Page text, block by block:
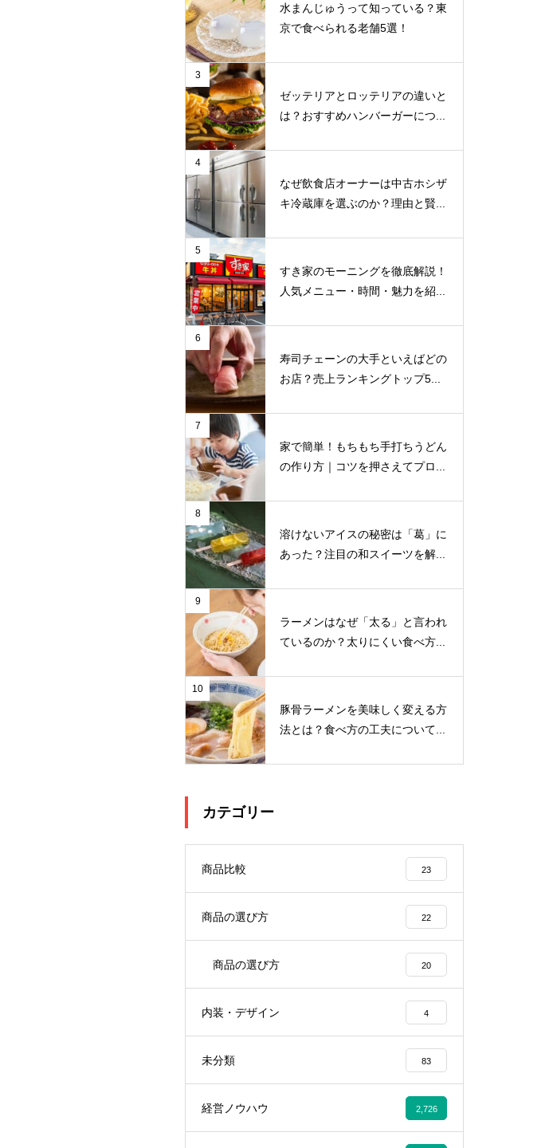
水まんじゅうって知っている？東
京で食べられる老舗5選！
3
ゼッテリアとロッテリアの違いと
は？おすすめハンバーガーにつ...
4
なぜ飲食店オーナーは中古ホシザ
キ冷蔵庫を選ぶのか？理由と賢...
5
すき家のモーニングを徹底解説！
人気メニュー・時間・魅力を紹...
6
寿司チェーンの大手といえばどの
お店？売上ランキングトップ5...
7
家で簡単！もちもち手打ちうどん
の作り方｜コツを押さえてプロ...
8
溶けないアイスの秘密は「葛」に
あった？注目の和スイーツを解...
9
ラーメンはなぜ「太る」と言われ
ているのか？太りにくい食べ方...
10
豚骨ラーメンを美味しく変える方
法とは？食べ方の工夫について...
カテゴリー
商品比較 23
商品の選び方 22
商品の選び方 20
内装・デザイン 4
未分類 83
経営ノウハウ 2,726